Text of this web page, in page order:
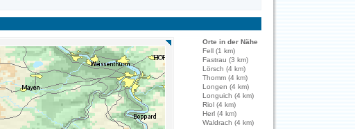
Orte in der Nähe
Fell (1 km)
Fastrau (3 km)
Lörsch (4 km)
Thomm (4 km)
Longen (4 km)
Longuich (4 km)
Riol (4 km)
Herl (4 km)
Waldrach (4 km)